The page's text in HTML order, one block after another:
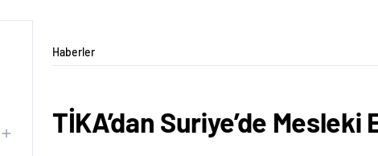
Haberler
TİKA’dan Suriye’de